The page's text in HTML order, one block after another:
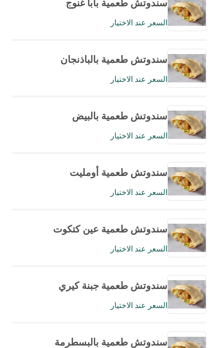
سندوتش طعمية بابا غنوج
السعر عند الاختيار
سندوتش طعمية بالباذنجان
السعر عند الاختيار
سندوتش طعمية بالبيض
السعر عند الاختيار
سندوتش طعمية أومليت
السعر عند الاختيار
سندوتش طعمية عين كتكوت
السعر عند الاختيار
سندوتش طعمية جبنة كيري
السعر عند الاختيار
سندوتش طعمية بالبسطرمة